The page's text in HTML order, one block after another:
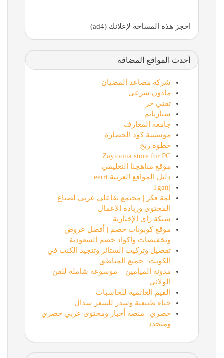
احجز هذه المساحه لإعلانك (ad4)
أحدث المواقع المضافة
شركة مصاعد المضيان
ماذون شرعي
تقني حر
ستارتايم
جامعة المعارف
مؤسسة كود الحضارة
خطوة ربح
Zaytoona store for PC
موقع مناهجنا التعليمي
دليل المواقع العربية eerrt
Tganj
لمة فكر | مجتمع تفاعلي عربي لصناع
المحتوى وريادة الأعمال
شبكة رأي الإخبارية
موقع كوبونات خصم | أفضل عروض
وتخفيضات وأكواد خصم السعودية
تفصيل وتركيب الستائر وتنجيد الكنب في
الكويت | جميع المناطق
مدونة الميامين – موسوعة شاملة للفن
الولائي
القيم العالمية للحاسبات
حناء طبيعية وسدر للشعر سدال
حصري | منصة أخبار ومحتوى عربي حصري
ومتجدد